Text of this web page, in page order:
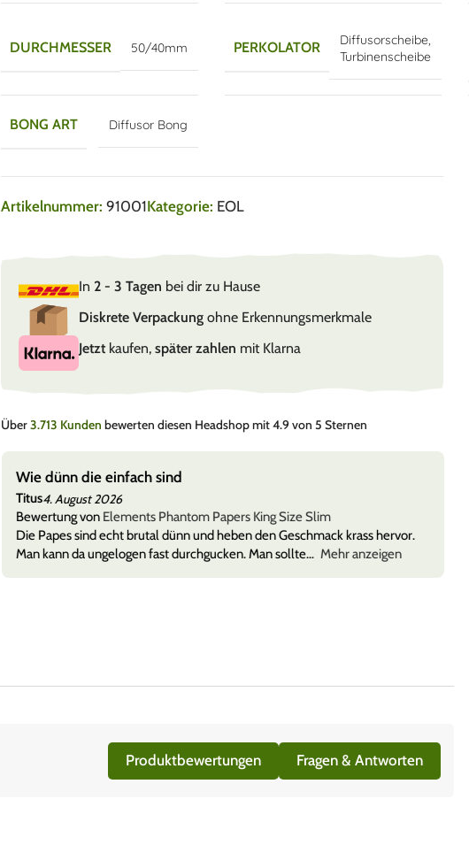
DURCHMESSER 50/40mm PERKOLATOR Diffusorscheibe,
Turbinenscheibe
BONG ART Diffusor Bong
Artikelnummer: 91001Kategorie: EOL
In 2 - 3 Tagen bei dir zu Hause
Diskrete Verpackungohne Erkennungsmerkmale
Jetztkaufen, später zahlen mit Klarna
Über3.713 Kunden bewerten diesen Headshop mit 4.9 von 5 Sternen
Wie dünn die einfach sind
Titus4. August 2026
Bewertung von Elements Phantom Papers King Size Slim
Die Papes sind echt brutal dünn und heben den Geschmack krass hervor.
Man kann da ungelogen fast durchgucken. Man sollte
Mehr anzeigen
Produktbewertungen Fragen & Antworten